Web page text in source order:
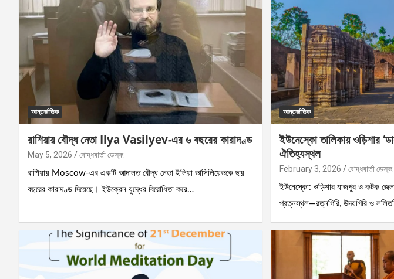
আন্তর্জাতিক
রাশিয়ায় বৌদ্ধ নেতা Ilya Vasilyev-এর ৬ বছরের কারাদণ্ড
May 5, 2026 বৌদ্ধবার্তা ডেস্ক:
রাশিয়ায় Moscow-এর একটি আদালত বৌদ্ধ নেতা ইলিয়া ভাসিলিয়েভকে ছয়
বছরের কারাদণ্ড দিয়েছে। ইউক্রেন যুদ্ধের বিরোধিতা করে…
আন্তর্জাতিক
ইউনেস্কো তালিকায় ওড়িশার
ঐতিহ্যস্থল
February 3, 2026 বৌদ্ধবার্তা ডেস্ক:
ইউনেস্কো: ওড়িশার যাজপুর ও কটক
প্রত্নস্থল—রত্নগিরি, উদয়গিরি ও